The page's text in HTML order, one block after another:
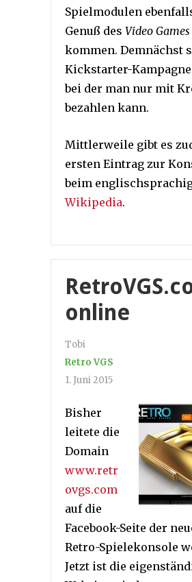
Spielmodulen
Genuß des Video
kommen. Demnächst
Kickstarter-
bei der man nur mit
bezahlen kann.
Mittlerweile gibt es
ersten Eintrag zur
beim
Wikipedia.
online
Tobi
Retro VGS
1. Juni 2015
Bisher
leitete die
Domain
www.retr
ovgs.com
auf die
Facebook-Seite der
Retro-Spielekonsole
Jetzt ist die